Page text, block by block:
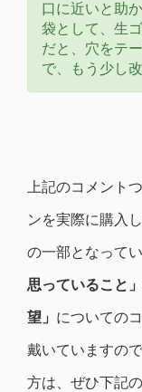
口に近いと助
袋として、生
だと、穴をテ
で、もう少し
上記のコメント
ンを実際に購入
の一部となってい
思っていること」
望」 についての
戴いていますの
方は、ぜひ下記